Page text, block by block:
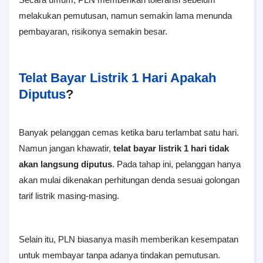
melakukan pemutusan, namun semakin lama menunda
pembayaran, risikonya semakin besar.
Telat Bayar Listrik 1 Hari Apakah
Diputus?
Banyak pelanggan cemas ketika baru terlambat satu hari.
Namun jangan khawatir, telat bayar listrik 1 hari tidak
akan langsung diputus. Pada tahap ini, pelanggan hanya
akan mulai dikenakan perhitungan denda sesuai golongan
tarif listrik masing-masing.
Selain itu, PLN biasanya masih memberikan kesempatan
untuk membayar tanpa adanya tindakan pemutusan.